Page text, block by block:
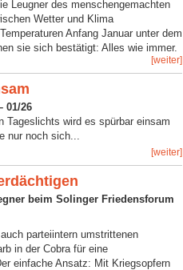
Leugner des menschengemachten
Wetter und Klima
Anfang Januar unter dem
sie sich bestätigt: Alles wie immer.
[weiter]
01/26
Tageslichts wird es spürbar einsam
nur noch sich...
[weiter]
beim Solinger Friedensforum
parteiintern umstrittenen
in der Cobra für eine
einfache Ansatz: Mit Kriegsopfern